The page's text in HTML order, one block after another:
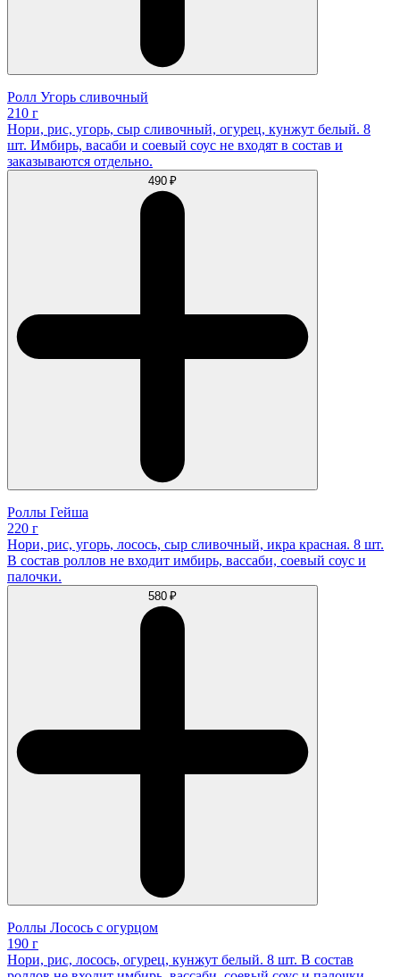
Ролл Угорь сливочный
210 г
Нори, рис, угорь, сыр сливочный, огурец, кунжут белый. 8
шт. Имбирь, васаби и соевый соус не входят в состав и
заказываются отдельно.
490 ₽
Роллы Гейша
220 г
Нори, рис, угорь, лосось, сыр сливочный, икра красная. 8 шт.
В состав роллов не входит имбирь, вассаби, соевый соус и
палочки.
580 ₽
Роллы Лосось с огурцом
190 г
Нори, рис, лосось, огурец, кунжут белый. 8 шт. В состав